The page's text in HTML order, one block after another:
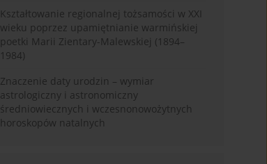
Kształtowanie regionalnej tożsamości w XXI
wieku poprzez upamiętnianie warmińskiej
poetki Marii Zientary-Malewskiej (1894–
1984)
Znaczenie daty urodzin – wymiar
astrologiczny i astronomiczny
średniowiecznych i wczesnonowożytnych
horoskopów natalnych